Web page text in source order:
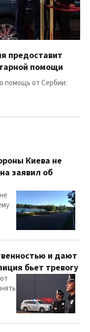
предоставит
помощи
помощь от Сербии:
Киева не
заявил об
и дают
бьет тревогу